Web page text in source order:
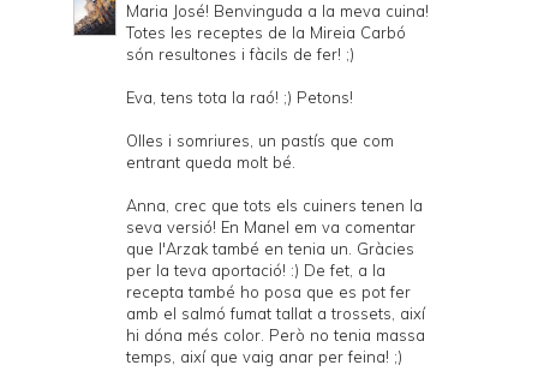
Maria José! Benvinguda a la meva cuina!
Totes les receptes de la Mireia Carbó
són resultones i fàcils de fer! ;)
Eva, tens tota la raó! ;) Petons!
Olles i somriures, un pastís que com
entrant queda molt bé.
Anna, crec que tots els cuiners tenen la
seva versió! En Manel em va comentar
que l'Arzak també en tenia un. Gràcies
per la teva aportació! :) De fet, a la
recepta també ho posa que es pot fer
amb el salmó fumat tallat a trossets, així
hi dóna més color. Però no tenia massa
temps, així que vaig anar per feina! ;)